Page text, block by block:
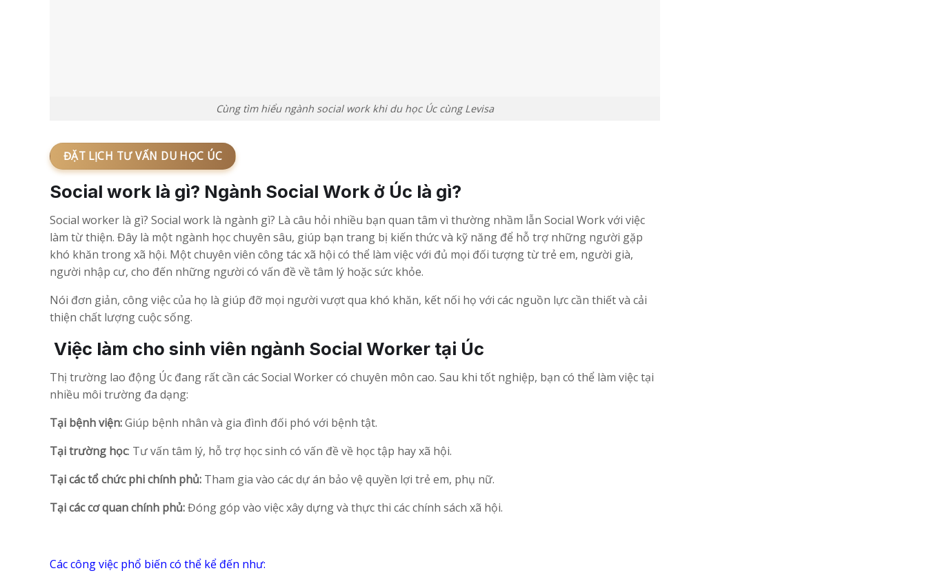
Cùng tìm hiểu ngành social work khi du học Úc cùng Levisa
ĐẶT LỊCH TƯ VẤN DU HỌC ÚC
Social work là gì? Ngành Social Work ở Úc là gì?
Social worker là gì? Social work là ngành gì? Là câu hỏi nhiều bạn quan tâm vì thường nhầm lẫn Social Work với việc
làm từ thiện. Đây là một ngành học chuyên sâu, giúp bạn trang bị kiến thức và kỹ năng để hỗ trợ những người gặp
khó khăn trong xã hội. Một chuyên viên công tác xã hội có thể làm việc với đủ mọi đối tượng từ trẻ em, người già,
người nhập cư, cho đến những người có vấn đề về tâm lý hoặc sức khỏe.
Nói đơn giản, công việc của họ là giúp đỡ mọi người vượt qua khó khăn, kết nối họ với các nguồn lực cần thiết và cải
thiện chất lượng cuộc sống.
Việc làm cho sinh viên ngành Social Worker tại Úc
Thị trường lao động Úc đang rất cần các Social Worker có chuyên môn cao. Sau khi tốt nghiệp, bạn có thể làm việc tại
nhiều môi trường đa dạng:
Tại bệnh viện:Giúp bệnh nhân và gia đình đối phó với bệnh tật.
Tại trường học: Tư vấn tâm lý, hỗ trợ học sinh có vấn đề về học tập hay xã hội.
Tại các tổ chức phi chính phủ: Tham gia vào các dự án bảo vệ quyền lợi trẻ em, phụ nữ.
Tại các cơ quan chính phủ:Đóng góp vào việc xây dựng và thực thi các chính sách xã hội.
Các công việc phổ biến có thể kể đến như: